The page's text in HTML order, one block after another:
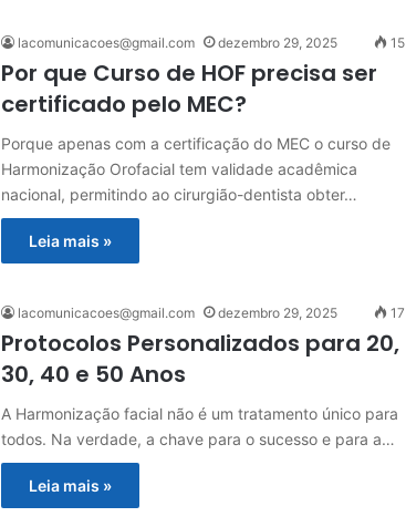
lacomunicacoes@gmail.com dezembro 29, 2025 15
Por que Curso de HOF precisa ser
certificado pelo MEC?
Porque apenas com a certificação do MEC o curso de
Harmonização Orofacial tem validade acadêmica
nacional, permitindo ao cirurgião-dentista obter…
Leia mais »
lacomunicacoes@gmail.com dezembro 29, 2025 17
Protocolos Personalizados para 20,
30, 40 e 50 Anos
A Harmonização facial não é um tratamento único para
todos. Na verdade, a chave para o sucesso e para a…
Leia mais »